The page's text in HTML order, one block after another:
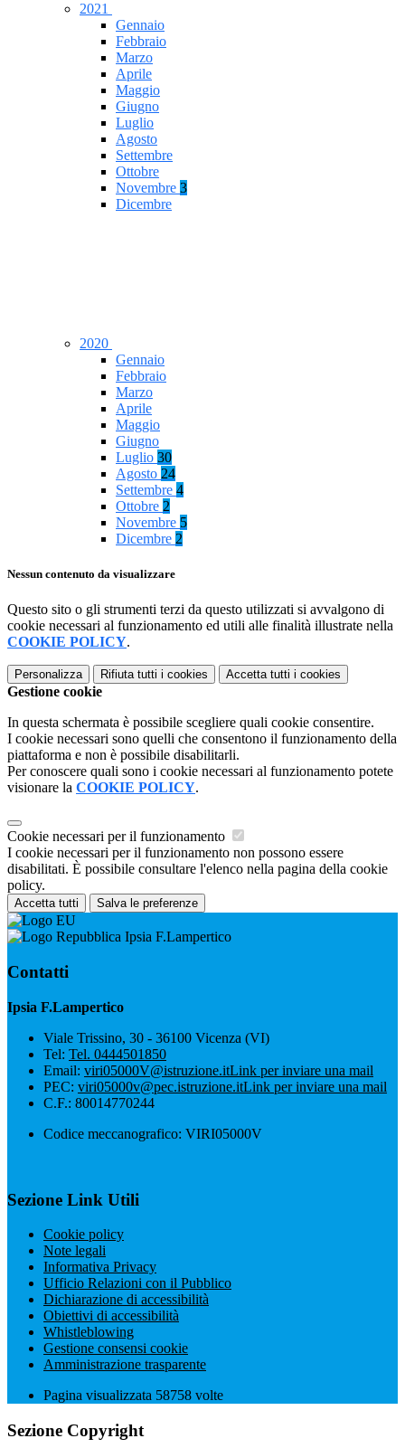
2021
Gennaio
Febbraio
Marzo
Aprile
Maggio
Giugno
Luglio
Agosto
Settembre
Ottobre
Novembre 3
Dicembre
2020
Gennaio
Febbraio
Marzo
Aprile
Maggio
Giugno
Luglio 30
Agosto 24
Settembre 4
Ottobre 2
Novembre 5
Dicembre 2
Nessun contenuto da visualizzare
Questo sito o gli strumenti terzi da questo utilizzati si avvalgono di
cookie necessari al funzionamento ed utili alle finalità illustrate nella
COOKIE POLICY.
Personalizza Rifiuta tutti i cookies Accetta tutti i cookies
Gestione cookie
In questa schermata è possibile scegliere quali cookie consentire.
I cookie necessari sono quelli che consentono il funzionamento della
piattaforma e non è possibile disabilitarli.
Per conoscere quali sono i cookie necessari al funzionamento potete
visionare la COOKIE POLICY.
Cookie necessari per il funzionamento
I cookie necessari per il funzionamento non possono essere
disabilitati. È possibile consultare l'elenco nella pagina della cookie
policy.
Accetta tutti Salva le preferenze
Ipsia F.Lampertico
Contatti
Ipsia F.Lampertico
Viale Trissino, 30 - 36100 Vicenza (VI)
Tel: Tel. 0444501850
Email: viri05000V@istruzione.itLink per inviare una mail
PEC: viri05000v@pec.istruzione.itLink per inviare una mail
C.F.: 80014770244
Codice meccanografico: VIRI05000V
Sezione Link Utili
Cookie policy
Note legali
Informativa Privacy
Ufficio Relazioni con il Pubblico
Dichiarazione di accessibilità
Obiettivi di accessibilità
Whistleblowing
Gestione consensi cookie
Amministrazione trasparente
Pagina visualizzata 58758 volte
Sezione Copyright